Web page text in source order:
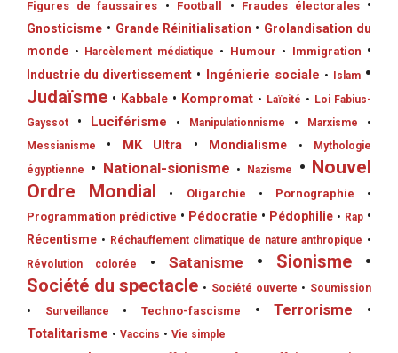
Figures de faussaires
• Football • Fraudes électorales
•
Gnosticisme • Grande Réinitialisation • Grolandisation du
monde • Harcèlement médiatique • Humour • Immigration •
Industrie du divertissement • Ingénierie sociale • Islam •
Judaïsme • Kabbale • Kompromat • Laïcité • Loi Fabius-
Gayssot
• Luciférisme • Manipulationnisme • Marxisme
•
Messianisme
• MK Ultra • Mondialisme •
Mythologie
égyptienne
• National-sionisme • Nazisme • Nouvel
Ordre Mondial
• Oligarchie • Pornographie
•
Programmation prédictive • Pédocratie • Pédophilie • Rap •
Récentisme • Réchauffement climatique de nature anthropique •
Révolution colorée
• Satanisme • Sionisme
•
Société du spectacle • Société ouverte • Soumission
•
Surveillance • Techno-fascisme • Terrorisme
•
Totalitarisme • Vaccins • Vie simple